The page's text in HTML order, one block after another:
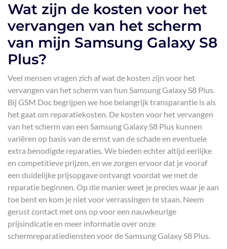
Wat zijn de kosten voor het
vervangen van het scherm
van mijn Samsung Galaxy S8
Plus?
Veel mensen vragen zich af wat de kosten zijn voor het
vervangen van het scherm van hun Samsung Galaxy S8 Plus.
Bij GSM Doc begrijpen we hoe belangrijk transparantie is als
het gaat om reparatiekosten. De kosten voor het vervangen
van het scherm van een Samsung Galaxy S8 Plus kunnen
variëren op basis van de ernst van de schade en eventuele
extra benodigde reparaties. We bieden echter altijd eerlijke
en competitieve prijzen, en we zorgen ervoor dat je vooraf
een duidelijke prijsopgave ontvangt voordat we met de
reparatie beginnen. Op die manier weet je precies waar je aan
toe bent en kom je niet voor verrassingen te staan. Neem
gerust contact met ons op voor een nauwkeurige
prijsindicatie en meer informatie over onze
schermreparatiediensten voor de Samsung Galaxy S8 Plus.